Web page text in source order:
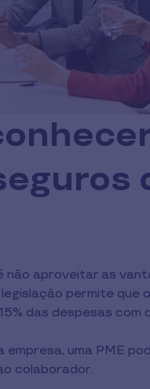
não aproveitar as
permite
das despesas com
empresa, uma PME
colaborador.